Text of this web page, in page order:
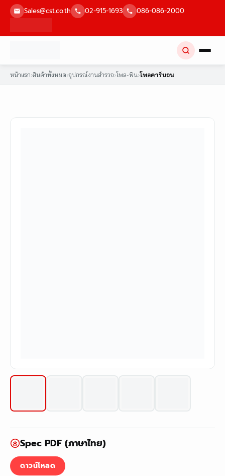
Skip
Sales@cst.co.th 02-915-1693 086-086-2000
หน้าแรก›สินค้าทั้งหมด›อุปกรณ์งานสำรวจ›โพล-พิน›โพลคาร์บอน
Spec PDF (ภาษาไทย)
ดาวน์โหลด